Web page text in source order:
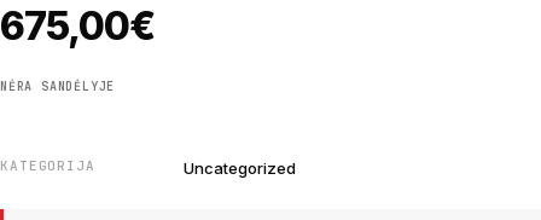
675,00€
NĖRA SANDĖLYJE
KATEGORIJA Uncategorized